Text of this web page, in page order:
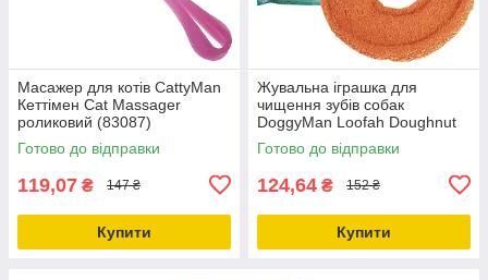
Масажер для котів CattyMan
Кеттімен Cat Massager
роликовий (83087)
Готово до відправки
119,07 ₴ 147 ₴
Купити
Жувальна іграшка для
чищення зубів собак
DoggyMan Loofah Doughnut
пончик люфа карамель
(85393)
Готово до відправки
124,64 ₴ 152 ₴
Купити